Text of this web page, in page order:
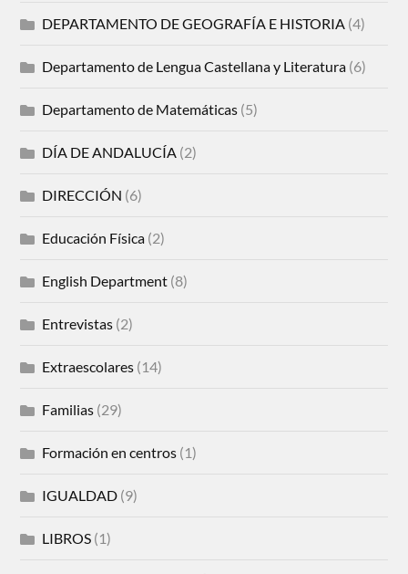
DEPARTAMENTO DE GEOGRAFÍA E HISTORIA (4)
Departamento de Lengua Castellana y Literatura (6)
Departamento de Matemáticas (5)
DÍA DE ANDALUCÍA (2)
DIRECCIÓN (6)
Educación Física (2)
English Department (8)
Entrevistas (2)
Extraescolares (14)
Familias (29)
Formación en centros (1)
IGUALDAD (9)
LIBROS (1)